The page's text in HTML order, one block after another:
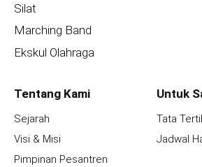
Silat
Marching Band
Ekskul Olahraga
Tentang Kami
Sejarah
Visi & Misi
Pimpinan Pesantren
Untuk
Tata
Jadwal